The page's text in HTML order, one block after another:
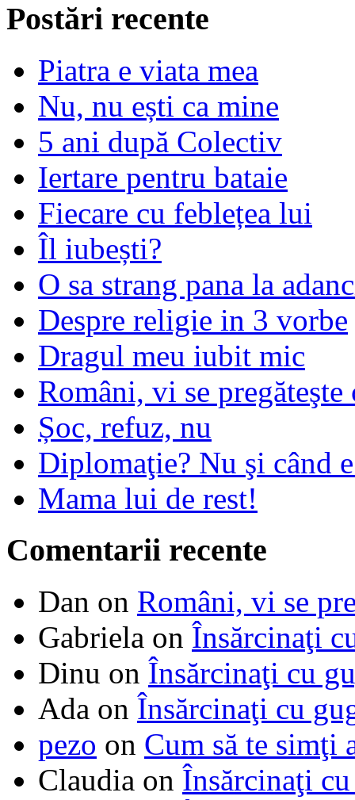
Postări recente
Piatra e viata mea
Nu, nu ești ca mine
5 ani după Colectiv
Iertare pentru bataie
Fiecare cu feblețea lui
Îl iubești?
O sa strang pana la
Despre religie in 3 vorbe
Dragul meu iubit mic
Români, vi se pregăteşte
Șoc, refuz, nu
Diplomaţie? Nu şi când
Mama lui de rest!
Comentarii recente
Dan on Români, vi se
Gabriela on Însărcinaţi
Dinu on Însărcinaţi cu
Ada on Însărcinaţi cu
pezo on Cum să te simţi
Claudia on Însărcinaţi